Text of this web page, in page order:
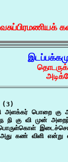
(3)
அளக்கர் பொறை கு
நி கு வி முன்
பொருள்கொள்
கண் விளி என்று